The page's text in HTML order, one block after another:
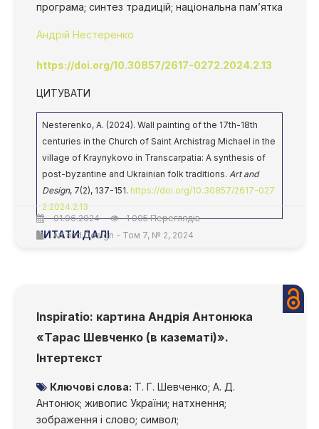
програма; синтез традицій; національна пам’ятка
Андрій Нестеренко
https://doi.org/10.30857/2617-0272.2024.2.13
ЦИТУВАТИ
Nesterenko, A. (2024). Wall painting of the 17th-18th
centuries in the Church of Saint Archistrag Michael in the
village of Kraynykovo in Transcarpatia: A synthesis of
post-byzantine and Ukrainian folk traditions. Art and
Design, 7(2), 137-151. https://doi.org/10.30857/2617-027
2.2024.2.13
ЧИТАТИ ДАЛІ
01.06.2024
1 005 Переглядів
Art and Design - Том 7, № 2, 2024
Inspiratio: картина Андрія Антонюка
«Тарас Шевченко (в казематі)».
Інтертекст
Ключові слова: Т. Г. Шевченко; А. Д.
Антонюк; живопис України; натхнення;
зображення і слово; символ;